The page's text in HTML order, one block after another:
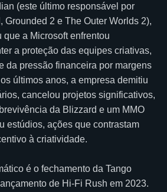
(este último responsável por
Grounded 2 e The Outer Worlds 2),
a Microsoft enfrentou
a proteção das equipes criativas,
da pressão financeira por margens
últimos anos, a empresa demitiu
cancelou projetos significativos,
da Blizzard e um MMO
estúdios, ações que contrastam
à criatividade.
é o fechamento da Tango
de Hi-Fi Rush em 2023.